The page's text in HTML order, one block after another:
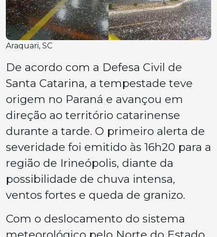
Araquari, SC
De acordo com a Defesa Civil de
Santa Catarina, a tempestade teve
origem no Paraná e avançou em
direção ao território catarinense
durante a tarde. O primeiro alerta de
severidade foi emitido às 16h20 para a
região de Irineópolis, diante da
possibilidade de chuva intensa,
ventos fortes e queda de granizo.
Com o deslocamento do sistema